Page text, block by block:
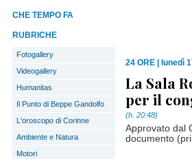
CHE TEMPO FA
RUBRICHE
Fotogallery
Videogallery
Humanitas
Il Punto di Beppe Gandolfo
L'oroscopo di Corinne
Ambiente e Natura
Motori
24 ORE lunedì
La Sala
per il
(h. 20:48)
Approvato dal
documento